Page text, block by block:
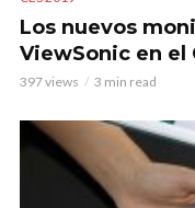
Los nuevos
ViewSonic en el
397 views 3 min read